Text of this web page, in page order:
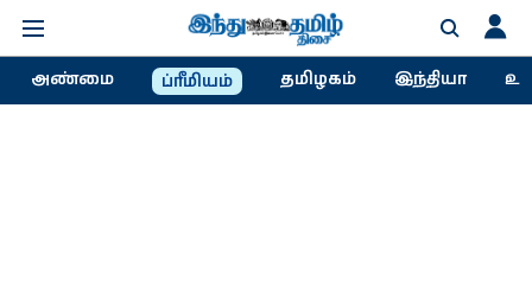
அண்மை ப்ரீமியம் தமிழகம் இந்தியா